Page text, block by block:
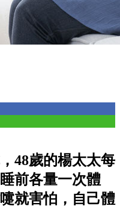
48歲的楊太太每
前各量一次體
就害怕，自己體